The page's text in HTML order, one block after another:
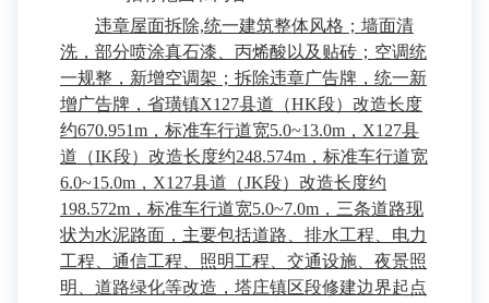
违章屋面拆除,统一建筑整体风格；墙面清
洗，部分喷涂真石漆、丙烯酸以及贴砖；空调统
一规整，新增空调架；拆除违章广告牌，统一新
增广告牌，省璜镇X127县道（HK段）改造长度
约670.951m，标准车行道宽5.0~13.0m，X127县
道（IK段）改造长度约248.574m，标准车行道宽
6.0~15.0m，X127县道（JK段）改造长度约
198.572m，标准车行道宽5.0~7.0m，三条道路现
状为水泥路面，主要包括道路、排水工程、电力
工程、通信工程、照明工程、交通设施、夜景照
明、道路绿化等改造，塔庄镇区段修建边界起点